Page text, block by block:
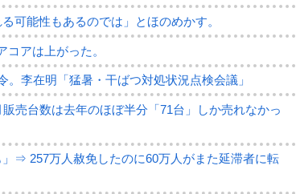
可能性もあるのでは」とほのめかす。
アは上がった。
李在明「猛暑・干ばつ対処状況点検会議」
売台数は去年のほぼ半分「71台」しか売れなかっ
⇒ 257万人赦免したのに60万人がまた延滞者に転